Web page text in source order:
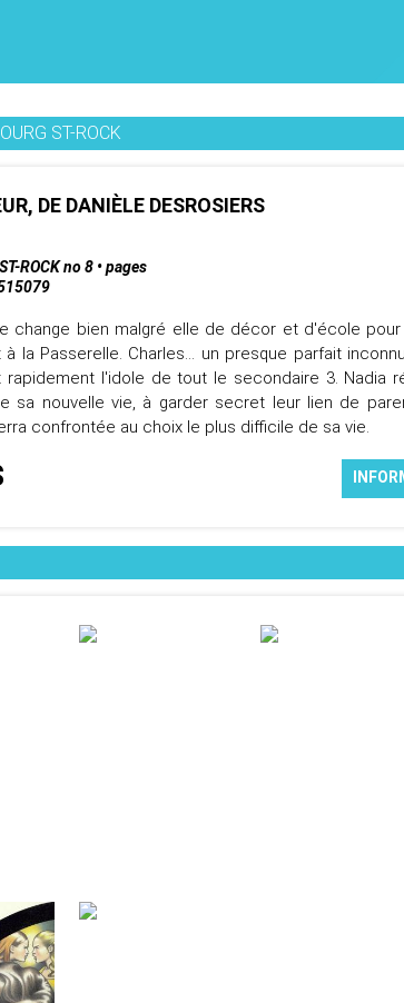
ST-ROCK
DE DANIÈLE DESROSIERS
ROCK no 8 • pages
change bien malgré elle de décor et d'école
à la Passerelle. Charles... un presque parfait
rapidement l'idole de tout le secondaire 3. Nadia
sa nouvelle vie, à garder secret leur lien de
confrontée au choix le plus difficile de sa vie.